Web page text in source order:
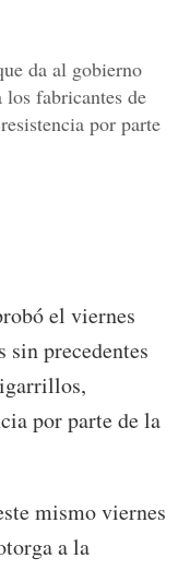
da al gobierno
los fabricantes de
por parte
el viernes
sin precedentes
por parte de la
mismo viernes
a la